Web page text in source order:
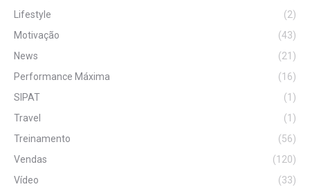
Lifestyle
(2)
Motivação
(43)
News
(21)
Performance Máxima
(16)
SIPAT
(1)
Travel
(1)
Treinamento
(56)
Vendas
(120)
Vídeo
(33)